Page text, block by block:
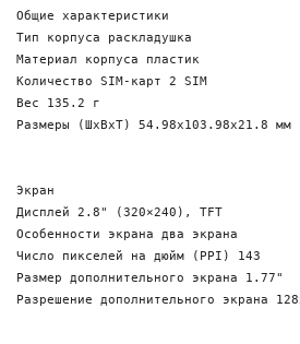
Общие характеристики
Тип корпуса раскладушка
Материал корпуса пластик
Количество SIM-карт 2 SIM
Вес 135.2 г
Размеры (ШxВxТ) 54.98x103.98x21.8 мм
Экран
Дисплей 2.8" (320×240), TFT
Особенности экрана два экрана
Число пикселей на дюйм (PPI) 143
Размер дополнительного экрана 1.77"
Разрешение дополнительного экрана